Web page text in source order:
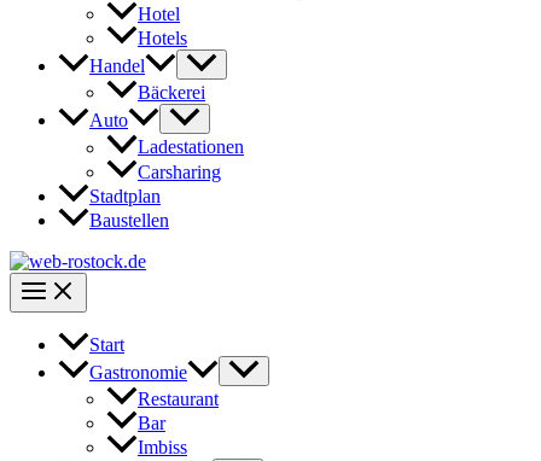
Hotel
Hotels
Handel
Bäckerei
Auto
Ladestationen
Carsharing
Stadtplan
Baustellen
Start
Gastronomie
Restaurant
Bar
Imbiss